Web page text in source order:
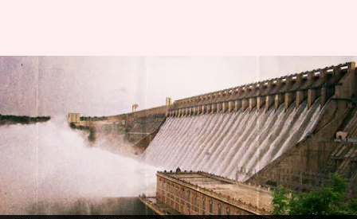
Kaleshwaram: మేడిగడ్డ బ్యారేజీపై
డ్యాం సేప్టీ సంచలన నివేదిక.. మళ్లీ
కొత్తగా కట్టాల్సిందేనట
TEJAVYAS BESTHA Nov 03, 2023 04:50 pm
ఈ వార్తాకథనం ఏంటి